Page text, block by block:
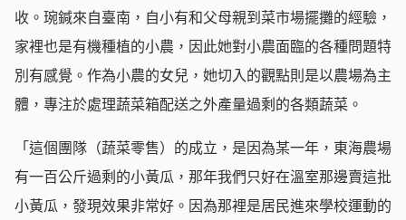
收。琬鍼來自臺南，自小有和父母親到菜市場擺攤的經驗，
家裡也是有機種植的小農，因此她對小農面臨的各種問題特
別有感覺。作為小農的女兒，她切入的觀點則是以農場為主
體，專注於處理蔬菜箱配送之外產量過剩的各類蔬菜。
「這個團隊（蔬菜零售）的成立，是因為某一年，東海農場
有一百公斤過剩的小黃瓜，那年我們只好在溫室那邊賣這批
小黃瓜，發現效果非常好。因為那裡是居民進來學校運動的